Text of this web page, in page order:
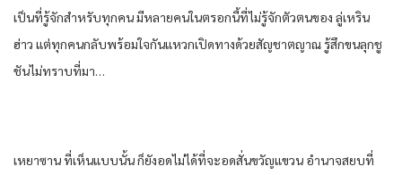
เป็นที่รู้จัก​สำหรับ​ทุกคน​ มีหลาย​คนใน​ตรอก​นี้​ที่​ไม่รู้จัก​ตัวตน​ของ​ ลู่​เห​ริน​
ฮ่าว​ แต่​ทุกคน​กลับ​พร้อมใจกัน​แหวก​เปิดทาง​ด้วย​สัญชาตญาณ​ รู้สึก​ขนลุก​ชู
ชัน​ไม่ทราบ​ที่มา​…
เหยา​ซาน​ ที่​เห็น​แบบ​นั้น​ ก็​ยัง​อด​ไม่ได้​ที่จะ​อด​สั่น​ขวัญแขวน​ อำนาจ​สยบ​ที่​